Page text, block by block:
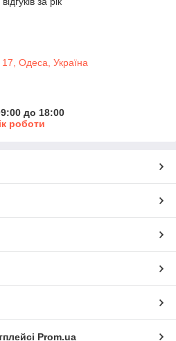
Одеса, Україна
до 18:00
роботи
Prom.ua